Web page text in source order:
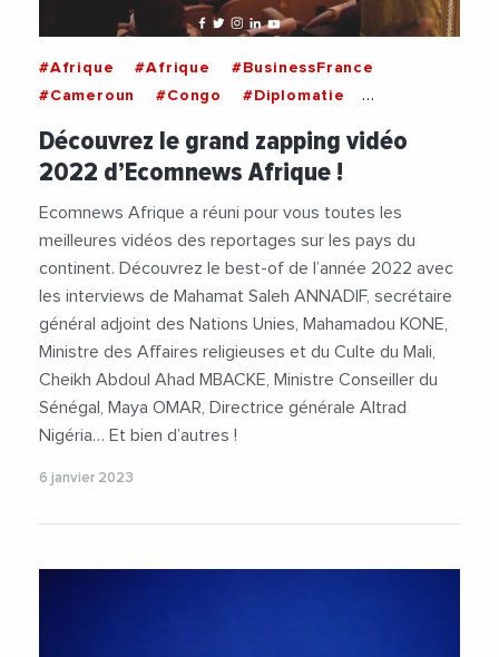
#Afrique #Afrique
#BusinessFrance
#Cameroun
#Congo
#Diplomatie
#Gaz
#Industrie #Mali
#Mauritanie
#NationsUnies
#ONU #Paix
#Petrole
#RDC
#Senegal #SiliconValley
Découvrez le grand zapping vidéo
2022 d’Ecomnews Afrique !
Ecomnews Afrique a réuni pour vous toutes les
meilleures vidéos des reportages sur les pays du
continent. Découvrez le best-of de l’année 2022 avec
les interviews de Mahamat Saleh ANNADIF, secrétaire
général adjoint des Nations Unies, Mahamadou KONE,
Ministre des Affaires religieuses et du Culte du Mali,
Cheikh Abdoul Ahad MBACKE, Ministre Conseiller du
Sénégal, Maya OMAR, Directrice générale Altrad
Nigéria… Et bien d’autres !
6 janvier 2023